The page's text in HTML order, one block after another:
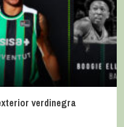
verdinegra